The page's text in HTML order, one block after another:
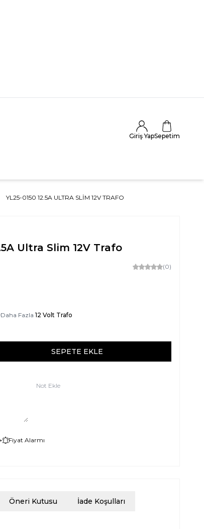
Giriş YapSepetim
YL25-0150 12.5A ULTRA SLIM 12V TRAFO
Ultra Slim 12V Trafo
(0)
Daha Fazla 12 Volt Trafo
SEPETE EKLE
Not Ekle
Fiyat Alarmı
Öneri Kutusu İade Koşulları